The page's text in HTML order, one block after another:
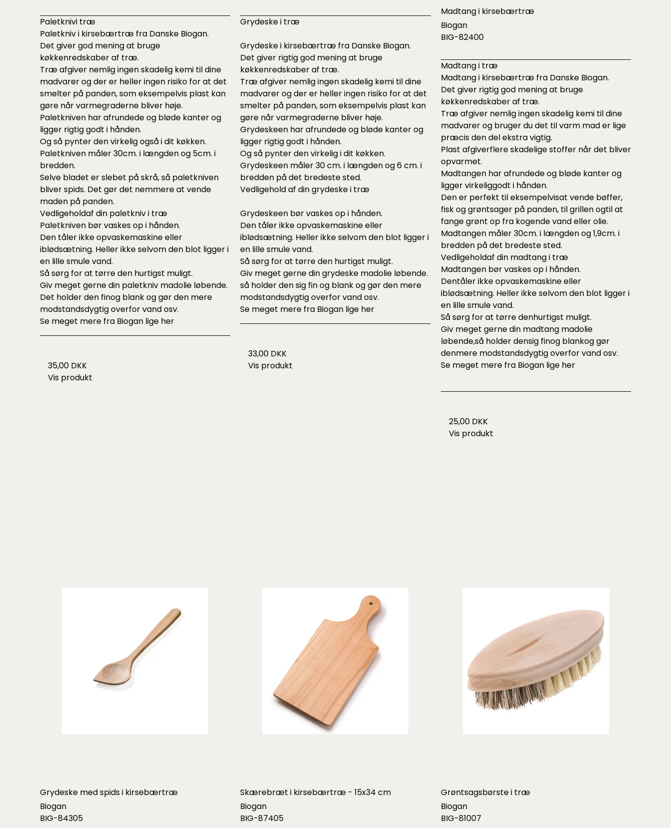
Paletknivi træ
Paletkniv i kirsebærtræ fra Danske Biogan.
Det giver god mening at bruge
køkkenredskaber af træ.
Træ afgiver nemlig ingen skadelig kemi til dine
madvarer og der er heller ingen risiko for at det
smelter på panden, som eksempelvis plast kan
gøre når varmegraderne bliver høje.
Paletkniven har afrundede og bløde kanter og
ligger rigtig godt i hånden.
Og så pynter den virkelig også i dit køkken.
Paletkniven måler 30cm. i længden og 5cm. i
bredden.
Selve bladet er slebet på skrå, så paletkniven
bliver spids. Det gør det nemmere at vende
maden på panden.
Vedligeholdaf din paletkniv i træ
Paletkniven bør vaskes op i hånden.
Den tåler ikke opvaskemaskine eller
iblødsætning. Heller ikke selvom den blot ligger i
en lille smule vand.
Så sørg for at tørre den hurtigst muligt.
Giv meget gerne din paletkniv madolie løbende.
Det holder den finog blank og gør den mere
modstandsdygtig overfor vand osv.
Se meget mere fra Biogan lige her
35,00 DKK
Vis produkt
Grydeske i træ
Grydeske i kirsebærtræ fra Danske Biogan.
Det giver rigtig god mening at bruge
køkkenredskaber af træ.
Træ afgiver nemlig ingen skadelig kemi til dine
madvarer og der er heller ingen risiko for at det
smelter på panden, som eksempelvis plast kan
gøre når varmegraderne bliver høje.
Grydeskeen har afrundede og bløde kanter og
ligger rigtig godt i hånden.
Og så pynter den virkelig i dit køkken.
Grydeskeen måler 30 cm. i længden og 6 cm. i
bredden på det bredeste sted.
Vedligehold af din grydeske i træ
Grydeskeen bør vaskes op i hånden.
Den tåler ikke opvaskemaskine eller
iblødsætning. Heller ikke selvom den blot ligger i
en lille smule vand.
Så sørg for at tørre den hurtigst muligt.
Giv meget gerne din grydeske madolie løbende.
så holder den sig fin og blank og gør den mere
modstandsdygtig overfor vand osv.
Se meget mere fra Biogan lige her
33,00 DKK
Vis produkt
Madtang i kirsebærtræ
Biogan
BIG-82400
Madtang i træ
Madtang i kirsebærtræ fra Danske Biogan.
Det giver rigtig god mening at bruge
køkkenredskaber af træ.
Træ afgiver nemlig ingen skadelig kemi til dine
madvarer og bruger du det til varm mad er lige
præcis den del ekstra vigtig.
Plast afgiverflere skadelige stoffer når det bliver
opvarmet.
Madtangen har afrundede og bløde kanter og
ligger virkeliggodt i hånden.
Den er perfekt til eksempelvisat vende bøffer,
fisk og grøntsager på panden, til grillen ogtil at
fange grønt op fra kogende vand eller olie.
Madtangen måler 30cm. i længden og 1,9cm. i
bredden på det bredeste sted.
Vedligeholdaf din madtang i træ
Madtangen bør vaskes op i hånden.
Dentåler ikke opvaskemaskine eller
iblødsætning. Heller ikke selvom den blot ligger i
en lille smule vand.
Så sørg for at tørre denhurtigst muligt.
Giv meget gerne din madtang madolie
løbende,så holder densig finog blankog gør
denmere modstandsdygtig overfor vand osv.
Se meget mere fra Biogan lige her
25,00 DKK
Vis produkt
Grydeske med spids i kirsebærtræ
Biogan
BIG-84305
Skærebræt i kirsebærtræ - 15x34 cm
Biogan
BIG-87405
Grøntsagsbørste i træ
Biogan
BIG-81007